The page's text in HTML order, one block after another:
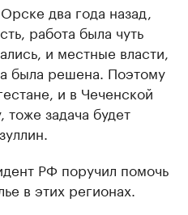
два года назад,
работа была чуть
и местные власти,
была решена. Поэтому
и в Чеченской
тоже задача будет
РФ поручил помочь
в этих регионах.